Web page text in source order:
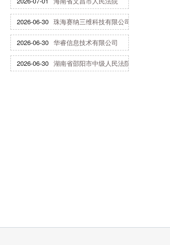
2026-06-30 珠海赛纳三维科技有限公司
2026-06-30 华睿信息技术有限公司
2026-06-30 湖南省邵阳市中级人民法院